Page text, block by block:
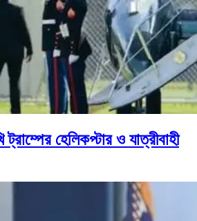
হেলিকপ্টার ও যাত্রীবাহী